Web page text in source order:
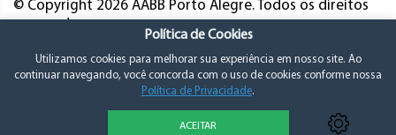
© Copyright 2026 AABB Porto Alegre. Todos os direitos
Política de Cookies
Utilizamos cookies para melhorar sua experiência em nosso site. Ao
continuar navegando, você concorda com o uso de cookies conforme nossa
Política de Privacidade.
ACEITAR